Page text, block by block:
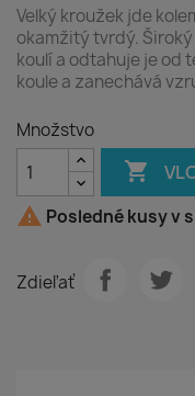
Velký kroužek jde
okamžitý tvrdý.
koulí a odtahuje je od
koule a zanechává
Množstvo

 Posledné kusy v
Zdieľať